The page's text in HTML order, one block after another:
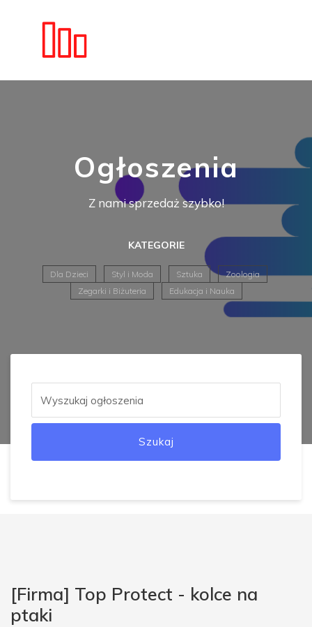
Ogłoszenia
Z nami sprzedaż szybko!
KATEGORIE
Dla Dzieci Styl i Moda Sztuka
Zoologia
Zegarki i Biżuteria
Edukacja i Nauka
Szukaj
[Firma] Top Protect - kolce na
ptaki